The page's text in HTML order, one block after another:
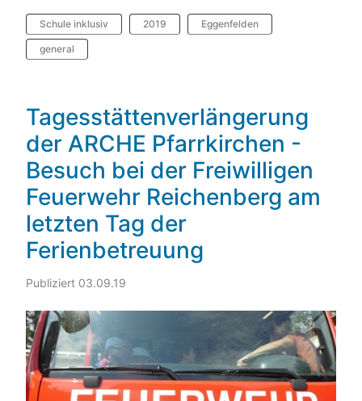
Schule inklusiv 2019 Eggenfelden
general
Tagesstättenverlängerung
der ARCHE Pfarrkirchen -
Besuch bei der Freiwilligen
Feuerwehr Reichenberg am
letzten Tag der
Ferienbetreuung
Publiziert 03.09.19